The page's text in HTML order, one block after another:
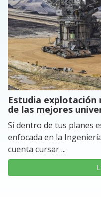
Estudia explotación
de las mejores
Si dentro de tus planes
enfocada en la
cuenta cursar ...